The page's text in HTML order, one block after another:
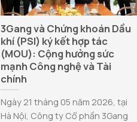
3Gang và Chứng khoán Dầu
khí (PSI) ký kết hợp tác
(MOU): Cộng hưởng sức
mạnh Công nghệ và Tài
chính
Ngày 21 tháng 05 năm 2026, tại
Hà Nội, Công ty Cổ phần 3Gang